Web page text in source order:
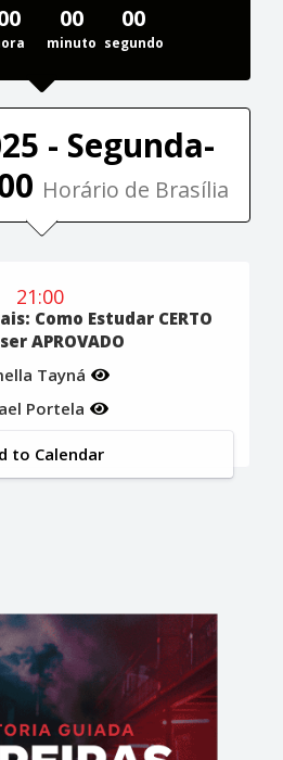
00
minuto
00
segundo
- Segunda-
Horário de Brasília
21:00
Como Estudar CERTO
APROVADO
Tayná
Portela
to Calendar